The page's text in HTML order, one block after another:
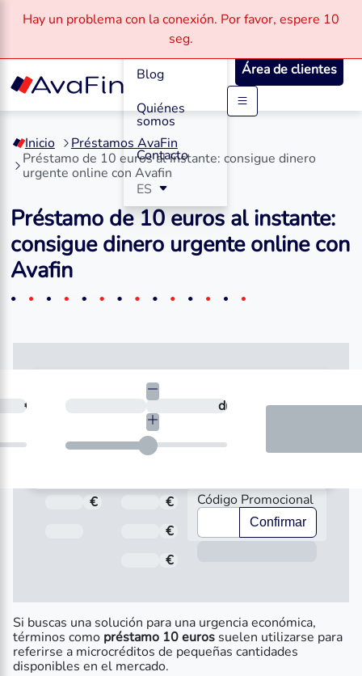
Saltar
contenido
Hay un problema con la conexión. Por favor, espere 10
seg.
Cómo
Funciona
Blog
Quiénes
somos
Contacto
ES
Área de clientes
Inicio
Préstamos AvaFin
Préstamo de 10 euros al instante: consigue dinero
urgente online con Avafin
Préstamo de 10 euros al instante:
consigue dinero urgente online con
Avafin
€ ¿En cuántos días quieres devolverlo?
días
Total a pagar
€ Importe
€
Fecha de Vencimiento
€
€
Código Promocional
Confirmar
Si buscas una solución para una urgencia económica,
términos como préstamo 10 euros suelen utilizarse para
referirse a microcréditos de pequeñas cantidades
disponibles en el mercado.